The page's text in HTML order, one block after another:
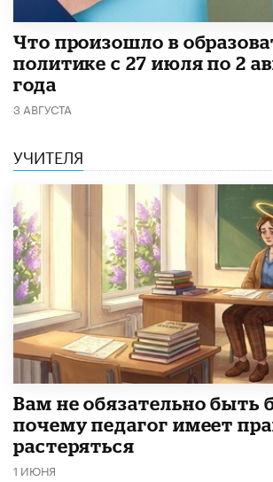
​Что произошло в
политике с 27 июля по 2
года
3 АВГУСТА
УЧИТЕЛЯ
​Вам не обязательно быть
почему педагог имеет
растеряться
1 ИЮНЯ